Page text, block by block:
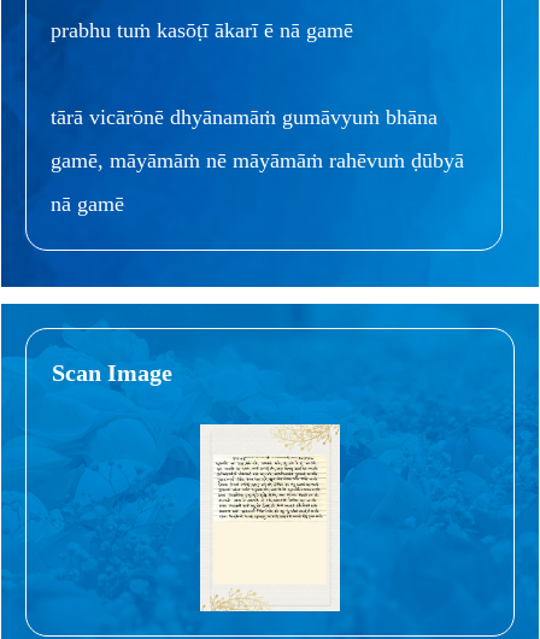
prabhu tuṁ kasōṭī ākarī ē nā gamē
tārā vicārōnē dhyānamāṁ gumāvyuṁ bhāna
gamē, māyāmāṁ nē māyāmāṁ rahēvuṁ ḍūbyā
nā gamē
Scan Image